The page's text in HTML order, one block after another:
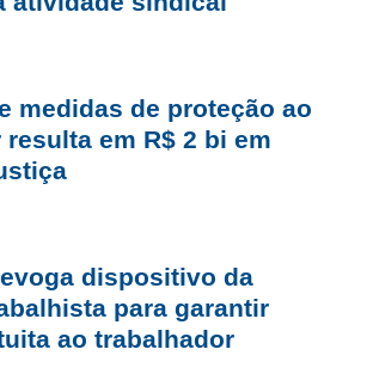
OU ANUIDADE DE SÓCIO
URBANA
medidas de proteção ao
em R$ 2 bi em
dispositivo da
para garantir
ao trabalhador